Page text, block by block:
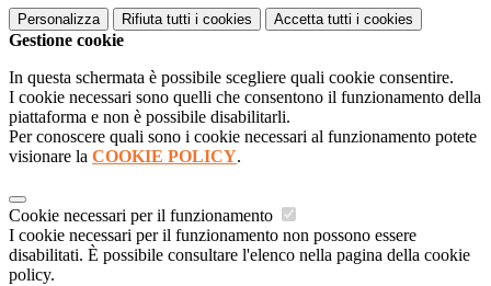
Personalizza Rifiuta tutti i cookies Accetta tutti i cookies
Gestione cookie
In questa schermata è possibile scegliere quali cookie consentire.
I cookie necessari sono quelli che consentono il funzionamento della
piattaforma e non è possibile disabilitarli.
Per conoscere quali sono i cookie necessari al funzionamento potete
visionare la COOKIE POLICY.
Cookie necessari per il funzionamento
I cookie necessari per il funzionamento non possono essere
disabilitati. È possibile consultare l'elenco nella pagina della cookie
policy.